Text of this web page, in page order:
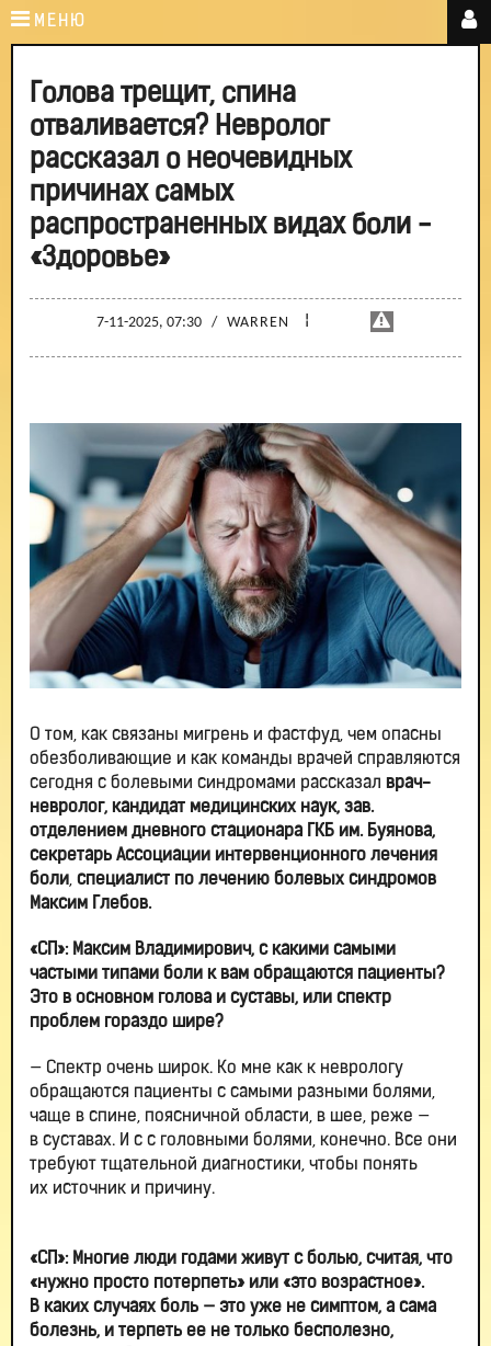
МЕНЮ
Голова трещит, спина
отваливается? Невролог
рассказал о неочевидных
причинах самых
распространенных видах боли -
«Здоровье»
7-11-2025, 07:30 / WARREN ¦
О том, как связаны мигрень и фастфуд, чем опасны
обезболивающие и как команды врачей справляются
сегодня с болевыми синдромами рассказал врач-
невролог, кандидат медицинских наук, зав.
отделением дневного стационара ГКБ им. Буянова,
секретарь Ассоциации интервенционного лечения
боли, специалист по лечению болевых синдромов
Максим Глебов.
«СП»: Максим Владимирович, с какими самыми
частыми типами боли к вам обращаются пациенты?
Это в основном голова и суставы, или спектр
проблем гораздо шире?
— Спектр очень широк. Ко мне как к неврологу
обращаются пациенты с самыми разными болями,
чаще в спине, поясничной области, в шее, реже —
в суставах. И с с головными болями, конечно. Все они
требуют тщательной диагностики, чтобы понять
их источник и причину.
«СП»: Многие люди годами живут с болью, считая, что
«нужно просто потерпеть» или «это возрастное».
В каких случаях боль — это уже не симптом, а сама
болезнь, и терпеть ее не только бесполезно,